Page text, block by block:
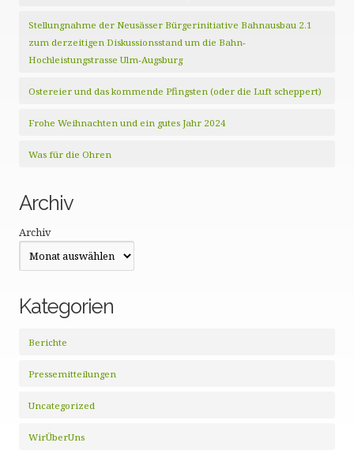
Stellungnahme der Neusässer Bürgerinitiative Bahnausbau 2.1
zum derzeitigen Diskussionsstand um die Bahn-
Hochleistungstrasse Ulm-Augsburg
Ostereier und das kommende Pfingsten (oder die Luft scheppert)
Frohe Weihnachten und ein gutes Jahr 2024
Was für die Ohren
Archiv
Archiv
Kategorien
Berichte
Pressemitteilungen
Uncategorized
WirÜberUns